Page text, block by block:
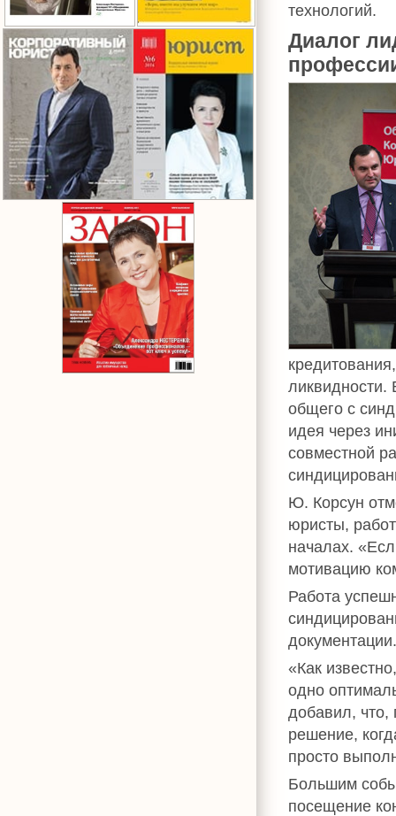
технологий.
Диалог
ликвидности.
общего с
идея через
совместной
Ю. Корсун
юристы,
началах.
мотивацию
Работа
документации.
«Как
одно
добавил,
решение,
просто
Большим
посещение